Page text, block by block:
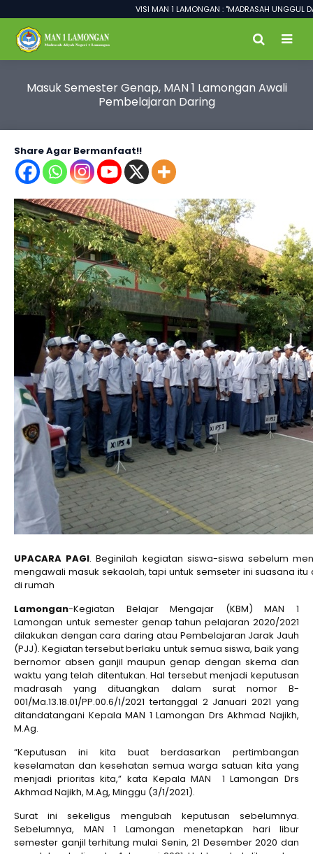
VISI MAN 1 LAMONGAN : "MADRASAH UNGGUL
Masuk Semester Genap, MAN 1 Lamongan Awali
Pembelajaran Daring
Share Agar Bermanfaat!!
UPACARA PAGI. Beginilah kegiatan siswa-siswa sebelum
mengawali masuk sekaolah, tapi untuk semseter ini suasana
di rumah
Lamongan-Kegiatan Belajar Mengajar (KBM) MAN 1
Lamongan untuk semester genap tahun pelajaran 2020/2021
dilakukan dengan cara daring atau Pembelajaran Jarak Jauh
(PJJ). Kegiatan tersebut berlaku untuk semua siswa, baik yang
bernomor absen ganjil maupun genap dengan skema dan
waktu yang telah ditentukan. Hal tersebut menjadi keputusan
madrasah yang dituangkan dalam surat nomor B-
001/Ma.13.18.01/PP.00.6/1/2021 tertanggal 2 Januari 2021 yang
ditandatangani Kepala MAN 1 Lamongan Drs Akhmad Najikh,
M.Ag.
“Keputusan ini kita buat berdasarkan pertimbangan
keselamatan dan kesehatan semua warga satuan kita yang
menjadi prioritas kita,” kata Kepala MAN 1 Lamongan Drs
Akhmad Najikh, M.Ag, Minggu (3/1/2021).
Surat ini sekeligus mengubah keputusan sebelumnya.
Sebelumnya, MAN 1 Lamongan menetapkan hari libur
semester ganjil terhitung mulai Senin, 21 Desember 2020 dan